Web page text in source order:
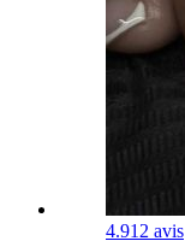
4.912 avis